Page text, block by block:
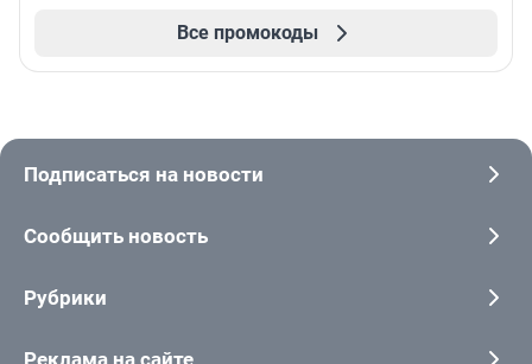
Все промокоды
Подписаться на новости
Сообщить новость
Рубрики